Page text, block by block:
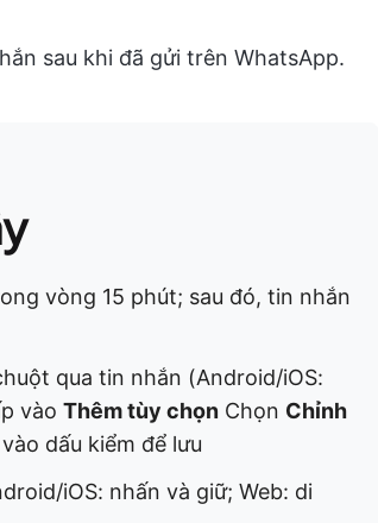
sau khi đã gửi trên WhatsApp.
vòng 15 phút; sau đó, tin nhắn
qua tin nhắn (Android/iOS:
vào Thêm tùy chọn Chọn Chỉnh
dấu kiểm để lưu
iOS: nhấn và giữ; Web: di